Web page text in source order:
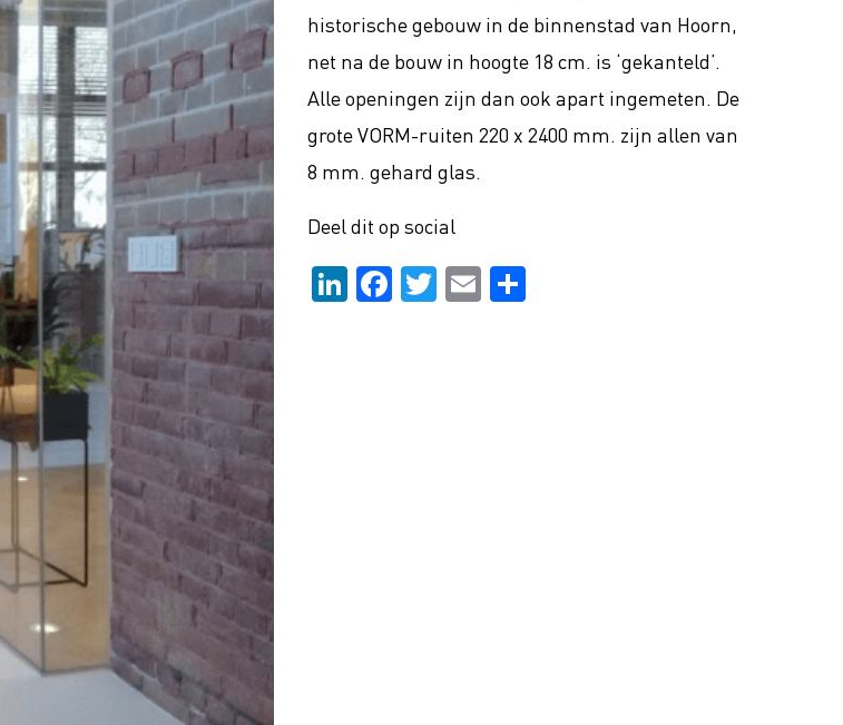
historische gebouw in de binnenstad van Hoorn,
net na de bouw in hoogte 18 cm. is ‘gekanteld’.
Alle openingen zijn dan ook apart ingemeten. De
grote VORM-ruiten 220 x 2400 mm. zijn allen van
8 mm. gehard glas.
Deel dit op social
LinkedIn
Facebook
Twitter
EmailDelen